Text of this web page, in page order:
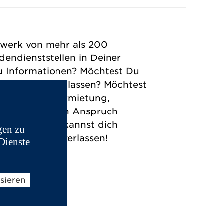
von mehr als 200
in Deiner
Informationen? Möchtest Du
warten lassen? Möchtest
(Vermietung,
...) in Anspruch
Du bist, Du kannst dich
Profis verlassen!
zu